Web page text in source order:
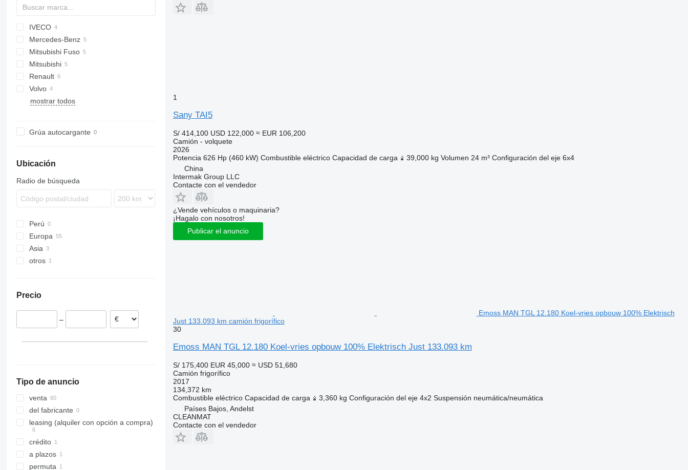
CF
Ducato
E-Transit
Transit
IVECO
Daily
eDeliver
Mercedes-Benz
Actros
Sprinter
eActros
Mitsubishi Fuso
Mitsubishi
Renault
D Wide
M3000
Volvo
FE
mostrar todos
Grúa autocargante
Ubicación
Radio de búsqueda
Perú
Europa
España
Chequia
Asia
otros
Precio
–
Tipo de anuncio
venta
del fabricante
leasing (alquiler con opción a compra)
crédito
a plazos
permuta
1
Sany TAI5
S/ 414,100 USD 122,000 ≈ EUR 106,200
Camión - volquete
2026
Potencia 626 Hp (460 kW) Combustible eléctrico Capacidad de carga 39,000 kg Volumen 24 m³ Configuración del eje 6x4
China
Intermak Group LLC
Contacte con el vendedor
¿Vende vehículos o maquinaria?
¡Hagalo con nosotros!
Publicar el anuncio
Emoss MAN TGL 12.180 Koel-vries opbouw 100% Elektrisch
Just 133.093 km camión frigorífico
30
Emoss MAN TGL 12.180 Koel-vries opbouw 100% Elektrisch Just 133.093 km
S/ 175,400 EUR 45,000 ≈ USD 51,680
Camión frigorífico
2017
134,372 km
Combustible eléctrico Capacidad de carga 3,360 kg Configuración del eje 4x2 Suspensión neumática/neumática
Países Bajos, Andelst
CLEANMAT
Contacte con el vendedor